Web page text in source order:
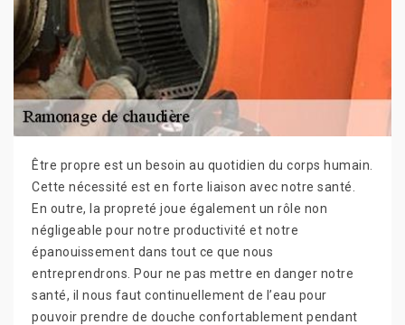
Être propre est un besoin au quotidien du corps humain.
Cette nécessité est en forte liaison avec notre santé.
En outre, la propreté joue également un rôle non
négligeable pour notre productivité et notre
épanouissement dans tout ce que nous
entreprendrons. Pour ne pas mettre en danger notre
santé, il nous faut continuellement de l’eau pour
pouvoir prendre de douche confortablement pendant